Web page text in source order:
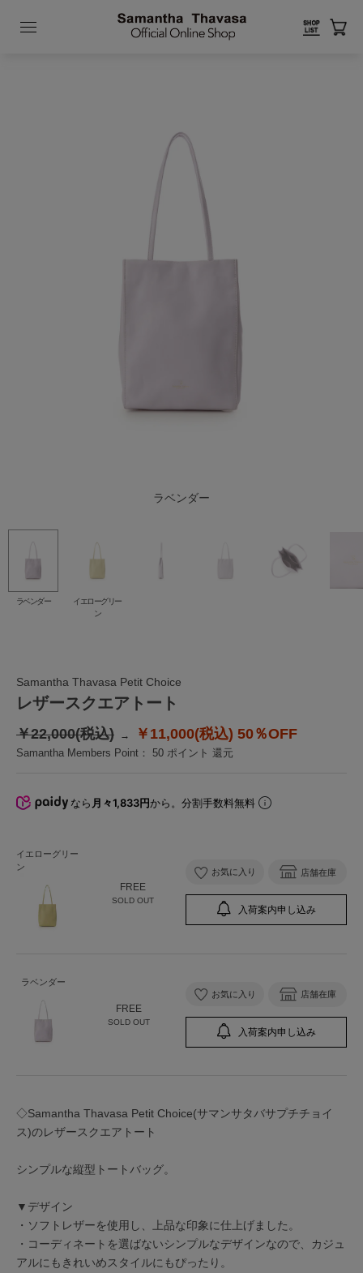
ラベンダー
イエローグリーン
ラベンダー
イエローグリー
ン
Samantha Thavasa Petit Choice
レザースクエアトート
￥22,000(税込) ￥11,000(税込) 50％OFF
Samantha Members Point： 50 ポイント 還元
なら 月々1,833円から。分割手数料無料
イエローグリー
ン
FREE
SOLD OUT
お気に入り 店舗在庫
入荷案内申し込み
ラベンダー
FREE
SOLD OUT
お気に入り 店舗在庫
入荷案内申し込み
◇Samantha Thavasa Petit Choice(サマンサタバサプチチョイ
ス)のレザースクエアトート
シンプルな縦型トートバッグ。
▼デザイン
・ソフトレザーを使用し、上品な印象に仕上げました。
・コーディネートを選ばないシンプルなデザインなので、カジュ
アルにもきれいめスタイルにもぴったり。